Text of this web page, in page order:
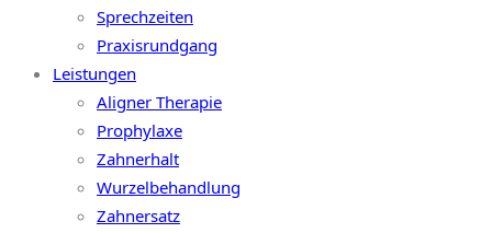
Sprechzeiten
Praxisrundgang
Leistungen
Aligner Therapie
Prophylaxe
Zahnerhalt
Wurzelbehandlung
Zahnersatz